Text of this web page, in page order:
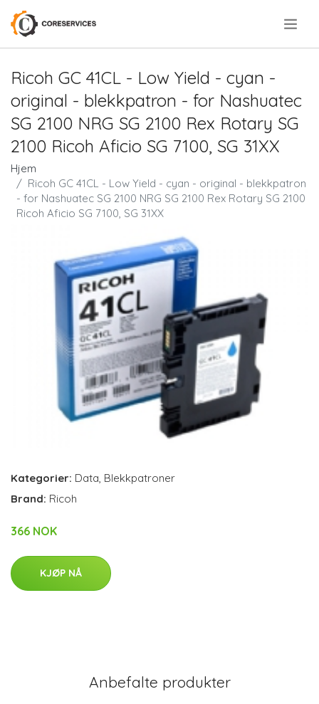
Ricoh GC 41CL - Low Yield - cyan -
original - blekkpatron - for Nashuatec
SG 2100 NRG SG 2100 Rex Rotary SG
2100 Ricoh Aficio SG 7100, SG 31XX
Hjem
Ricoh GC 41CL - Low Yield - cyan - original - blekkpatron
- for Nashuatec SG 2100 NRG SG 2100 Rex Rotary SG 2100
Ricoh Aficio SG 7100, SG 31XX
Kategorier: Data Blekkpatroner
Brand: Ricoh
366 NOK
KJØP NÅ
Anbefalte produkter